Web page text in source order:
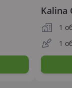
Kalina
1
1